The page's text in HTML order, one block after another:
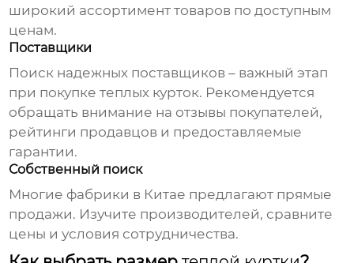
широкий ассортимент товаров по доступным
ценам.
Поставщики
Поиск надежных поставщиков – важный этап
при покупкетеплых курток. Рекомендуется
обращать внимание на отзывы покупателей,
рейтинги продавцов и предоставляемые
гарантии.
Собственный поиск
Многие фабрики в Китае предлагают прямые
продажи. Изучите производителей, сравните
цены и условия сотрудничества.